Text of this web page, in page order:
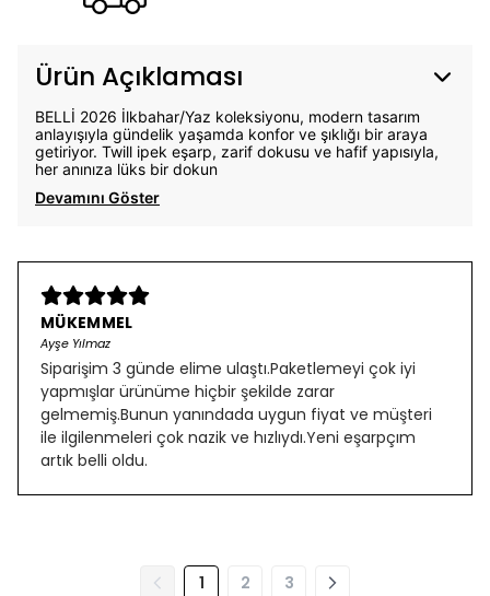
Ürün Açıklaması
BELLİ 2026 İlkbahar/Yaz koleksiyonu, modern tasarım
anlayışıyla gündelik yaşamda konfor ve şıklığı bir araya
getiriyor. Twill ipek eşarp, zarif dokusu ve hafif yapısıyla,
her anınıza lüks bir dokun
Devamını Göster
MÜKEMMEL
Ayşe Yılmaz
Siparişim 3 günde elime ulaştı.Paketlemeyi çok iyi
yapmışlar ürünüme hiçbir şekilde zarar
gelmemiş.Bunun yanındada uygun fiyat ve müşteri
ile ilgilenmeleri çok nazik ve hızlıydı.Yeni eşarpçım
artık belli oldu.
1 2 3